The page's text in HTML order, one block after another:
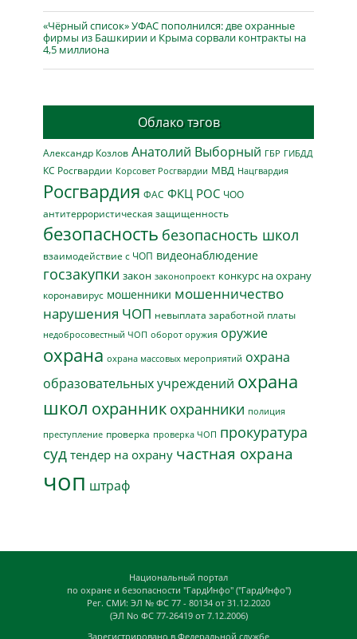
«Чёрный список» УФАС пополнился: две охранные
фирмы из Башкирии и Крыма сорвали контракты на
4,5 миллиона
Облако тэгов
Александр Козлов Анатолий Выборный ГБР ГИБДД
КС Росгвардии Корсовет Росгвардии МВД Нацгвардия
Росгвардия ФАС ФКЦ РОС ЧОО
антитеррористическая защищенность
безопасность безопасность школ
взаимодействие с ЧОП видеонаблюдение
госзакупки закон законопроект конкурс на охрану
коронавирус мошенники мошенничество
нарушения ЧОП невыплата заработной платы
недобросовестный ЧОП оборот оружия оружие
охрана охрана массовых мероприятий охрана
образовательных учреждений охрана
школ охранник охранники полиция
преступление проверка проверка ЧОП прокуратура
суд тендер на охрану частная охрана
чоп штраф
Национальный портал
по охране и безопасности "ГардИнфо" ("ГардИнфо")
Рег. СМИ: ЭЛ № ФС 77 - 80134 от 31.12.2020
(ЭЛ No ФС 77-26419 от 7.12.2006)
Зарегистрировано в Федеральной службе